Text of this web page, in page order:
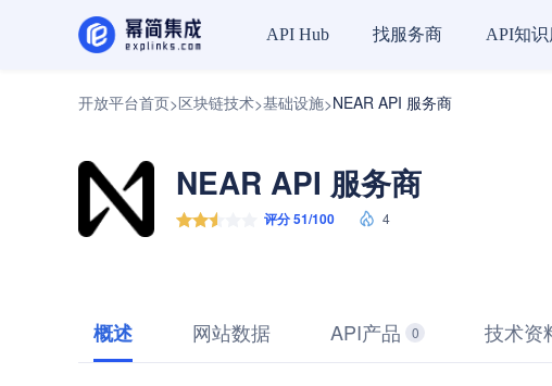
API Hub 找服务商 API知识
开放平台首页>区块链技术>基础设施>NEAR API 服务商
NEAR API 服务商
评分 51/100 4
概述 网站数据 API产品 0 技术资